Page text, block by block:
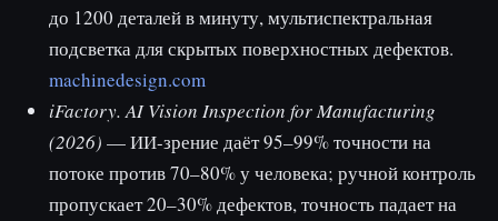
до 1200 деталей в минуту, мультиспектральная
подсветка для скрытых поверхностных дефектов.
machinedesign.com
iFactory. AI Vision Inspection for Manufacturing
(2026) — ИИ-зрение даёт 95–99% точности на
потоке против 70–80% у человека; ручной контроль
пропускает 20–30% дефектов, точность падает на